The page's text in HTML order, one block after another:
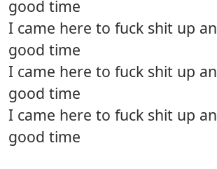
good time
I came here to fuck shit up
good time
I came here to fuck shit up
good time
I came here to fuck shit up
good time